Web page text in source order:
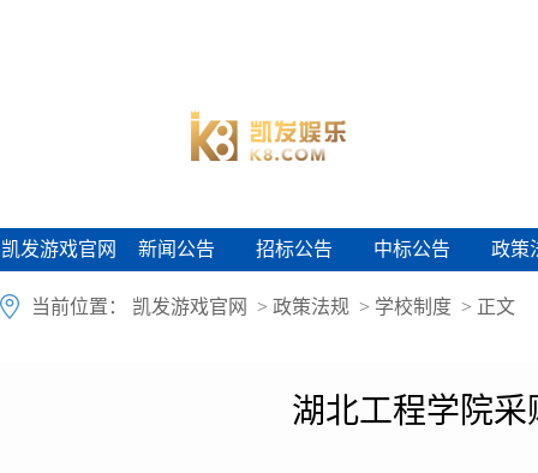
凯发游戏官网
凯发游戏官网 新闻公告
新闻公告 招标公告
招标公告 中标公告
中标公告 政策
政策
当前位置： 凯发游戏官网 > 政策法规 > 学校制度 > 正文
湖北工程学院